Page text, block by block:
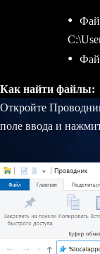
Как найти файлы:
Откройте
поле ввода и